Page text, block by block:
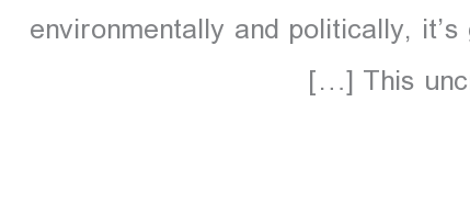
environmentally and politically,
This